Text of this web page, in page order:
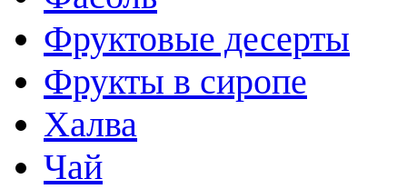
Фруктовые десерты
Фрукты в сиропе
Халва
Чай